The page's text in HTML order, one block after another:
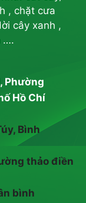
, chặt cưa
cây xanh ,
….
Phường
Hồ Chí
Bình
thảo điền
bình